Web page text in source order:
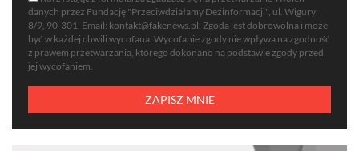
danych przez Fundację "Przeciwdziałamy Dezinformacji", ul. Wigury
8/9, 90-301. Email: kontakt@fakenews.pl . Zgoda jest dobrowolna i może
być w każdej chwili wycofana. Wycofanie zgody nie wpływa na zgodność
z prawem przetwarzania, którego dokonano na podstawie zgody przed
jej wycofaniem.